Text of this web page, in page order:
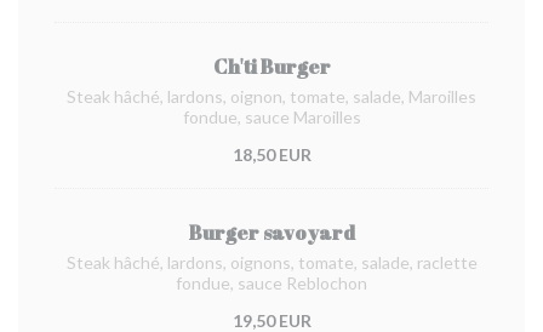
Ch'ti Burger
Steak hâché, lardons, oignon, tomate, salade, Maroilles
fondue, sauce Maroilles
18,50 EUR
Burger savoyard
Steak hâché, lardons, oignons, tomate, salade, raclette
fondue, sauce Reblochon
19,50 EUR